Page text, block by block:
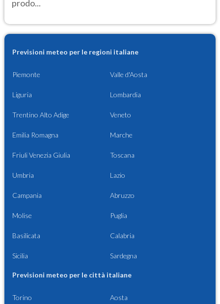
prodo...
Previsioni meteo per le regioni italiane
Piemonte Valle d'Aosta
Liguria Lombardia
Trentino Alto Adige Veneto
Emilia Romagna Marche
Friuli Venezia Giulia Toscana
Umbria Lazio
Campania Abruzzo
Molise Puglia
Basilicata Calabria
Sicilia Sardegna
Previsioni meteo per le città italiane
Torino Aosta